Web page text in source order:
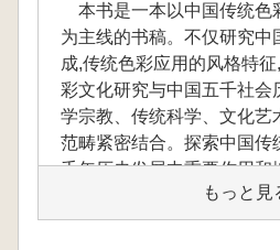
本书是一本以中国传统色
为主线的书稿。不仅研究中
成,传统色彩应用的风格特
彩文化研究与中国五千社会
学宗教、传统科学、文化艺
范畴紧密结合。探索中国传
千年历史发展中重要作用和
全世界色彩语言发展历史的
もっと見